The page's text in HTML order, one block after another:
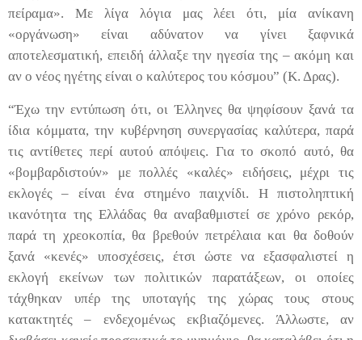
πείραμα». Με λίγα λόγια μας λέει ότι, μία ανίκανη
«οργάνωση» είναι αδύνατον να γίνει ξαφνικά
αποτελεσματική, επειδή άλλαξε την ηγεσία της – ακόμη και
αν ο νέος ηγέτης είναι ο καλύτερος του κόσμου” (Κ. Δρας).
“Έχω την εντύπωση ότι, οι Έλληνες θα ψηφίσουν ξανά τα
ίδια κόμματα, την κυβέρνηση συνεργασίας καλύτερα, παρά
τις αντίθετες περί αυτού απόψεις. Για το σκοπό αυτό, θα
«βομβαρδιστούν» με πολλές «καλές» ειδήσεις, μέχρι τις
εκλογές – είναι ένα στημένο παιχνίδι. Η πιστοληπτική
ικανότητα της Ελλάδας θα αναβαθμιστεί σε χρόνο ρεκόρ,
παρά τη χρεοκοπία, θα βρεθούν πετρέλαια και θα δοθούν
ξανά «κενές» υποσχέσεις, έτσι ώστε να εξασφαλιστεί η
εκλογή εκείνων των πολιτικών παρατάξεων, οι οποίες
τάχθηκαν υπέρ της υποταγής της χώρας τους στους
κατακτητές – ενδεχομένως εκβιαζόμενες. Άλλωστε, αν